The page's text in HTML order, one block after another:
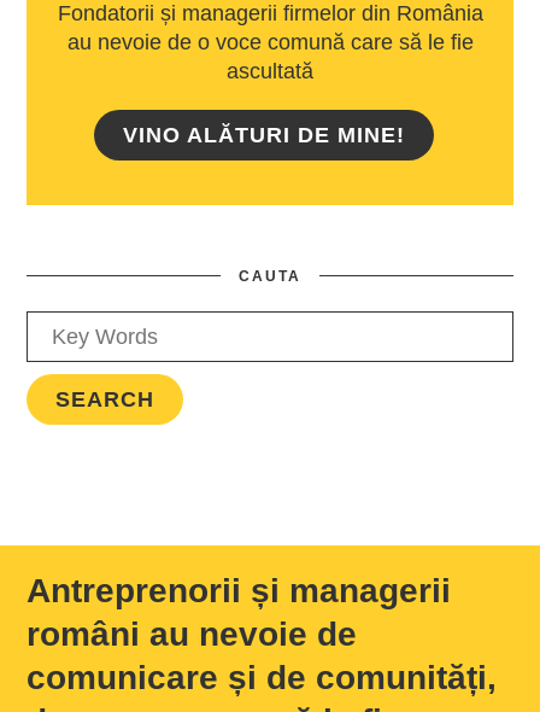
Fondatorii și managerii firmelor din România
au nevoie de o voce comună care să le fie
ascultată
VINO ALĂTURI DE MINE!
CAUTA
Antreprenorii și managerii
români au nevoie de
comunicare și de comunități,